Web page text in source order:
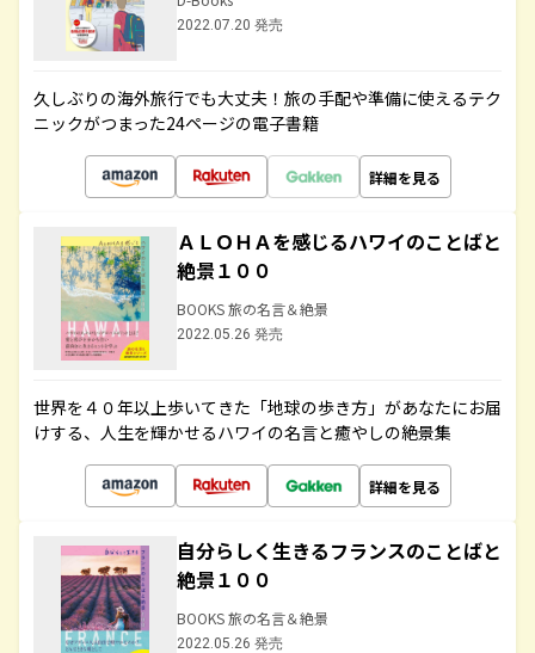
2022.07.20 発売
久しぶりの海外旅行でも大丈夫！旅の手配や準備に使えるテク
ニックがつまった24ページの電子書籍
詳細を見る
ＡＬＯＨＡを感じるハワイのことばと
絶景１００
BOOKS 旅の名言＆絶景
2022.05.26 発売
世界を４０年以上歩いてきた「地球の歩き方」があなたにお届
けする、人生を輝かせるハワイの名言と癒やしの絶景集
詳細を見る
自分らしく生きるフランスのことばと
絶景１００
BOOKS 旅の名言＆絶景
2022.05.26 発売